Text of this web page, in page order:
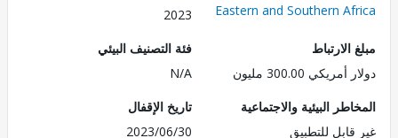
Eastern and Southern
2023
300.00 مليون
فئة التصنيف البيئي
N/A
البيئية والاجتماعية
للتطبيق
تاريخ الإقفال
2023/06/30